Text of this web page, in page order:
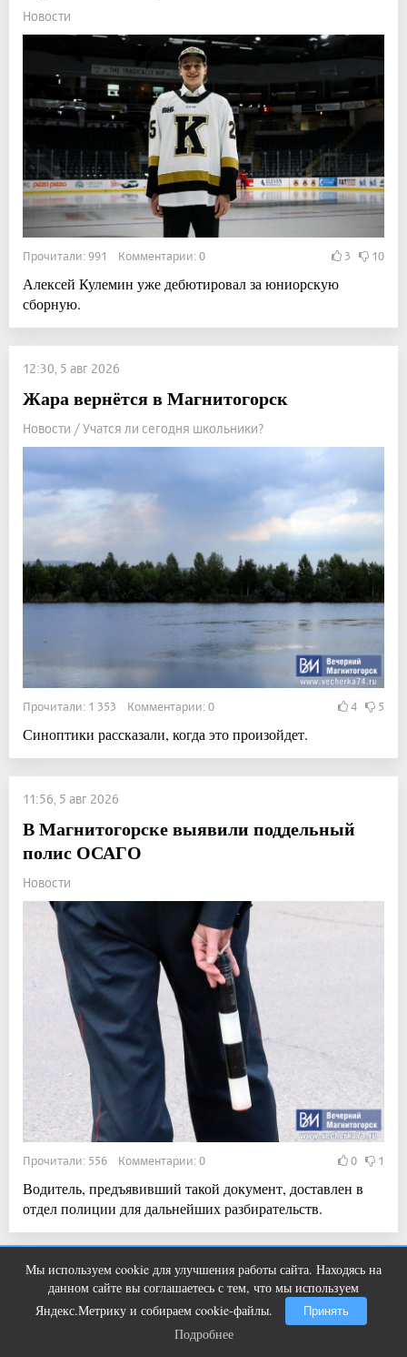
Новости
Прочитали: 991 Комментарии: 0 3 10
Алексей Кулемин уже дебютировал за юниорскую
сборную.
12:30, 5 авг 2026
Жара вернётся в Магнитогорск
Новости / Учатся ли сегодня школьники?
Прочитали: 1 353 Комментарии: 0 4 5
Синоптики рассказали, когда это произойдет.
11:56, 5 авг 2026
В Магнитогорске выявили поддельный
полис ОСАГО
Новости
Прочитали: 556 Комментарии: 0 0 1
Водитель, предъявивший такой документ, доставлен в
отдел полиции для дальнейших разбирательств.
21:52, 4 авг 2026
Магнитогорск всё-таки примет Фестиваль
воздушных шаров
Мы используем cookie для улучшения работы сайта. Находясь на
данном сайте вы соглашаетесь с тем, что мы используем
Яндекс.Метрику и собираем cookie-файлы.
Принять
Подробнее
Что стало причиной громкого
взрыва в Москве 7 августа
Подробнее